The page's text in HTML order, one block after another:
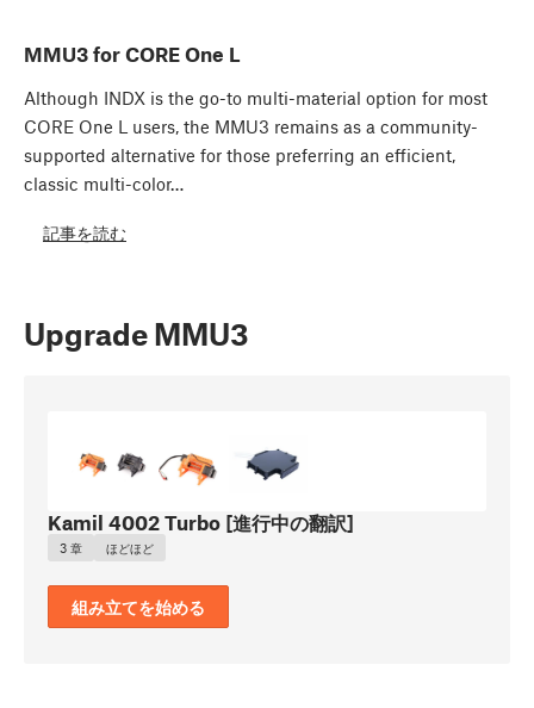
MMU3 for CORE One L
Although INDX is the go-to multi-material option for most
CORE One L users, the MMU3 remains as a community-
supported alternative for those preferring an efficient,
classic multi-color…
記事を読む
Upgrade MMU3
Kamil 4002 Turbo [進行中の翻訳]
3 章 ほどほど
組み立てを始める